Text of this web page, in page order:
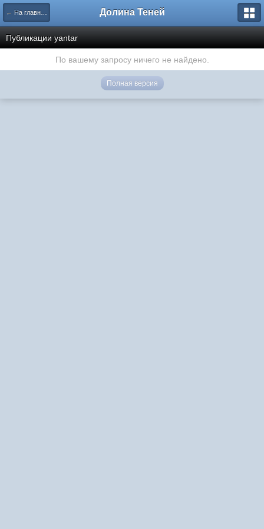
← На главную Долина Теней
Публикации yantar
По вашему запросу ничего не найдено.
Полная версия